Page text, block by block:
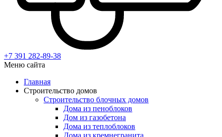
+7 391 282-89-38
Меню сайта
Главная
Строительство домов
Строительство блочных домов
Дома из пеноблоков
Дом из газобетона
Дома из теплоблоков
Дома из кремнегранита